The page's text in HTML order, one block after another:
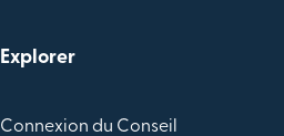
Explorer
Connexion du Conseil